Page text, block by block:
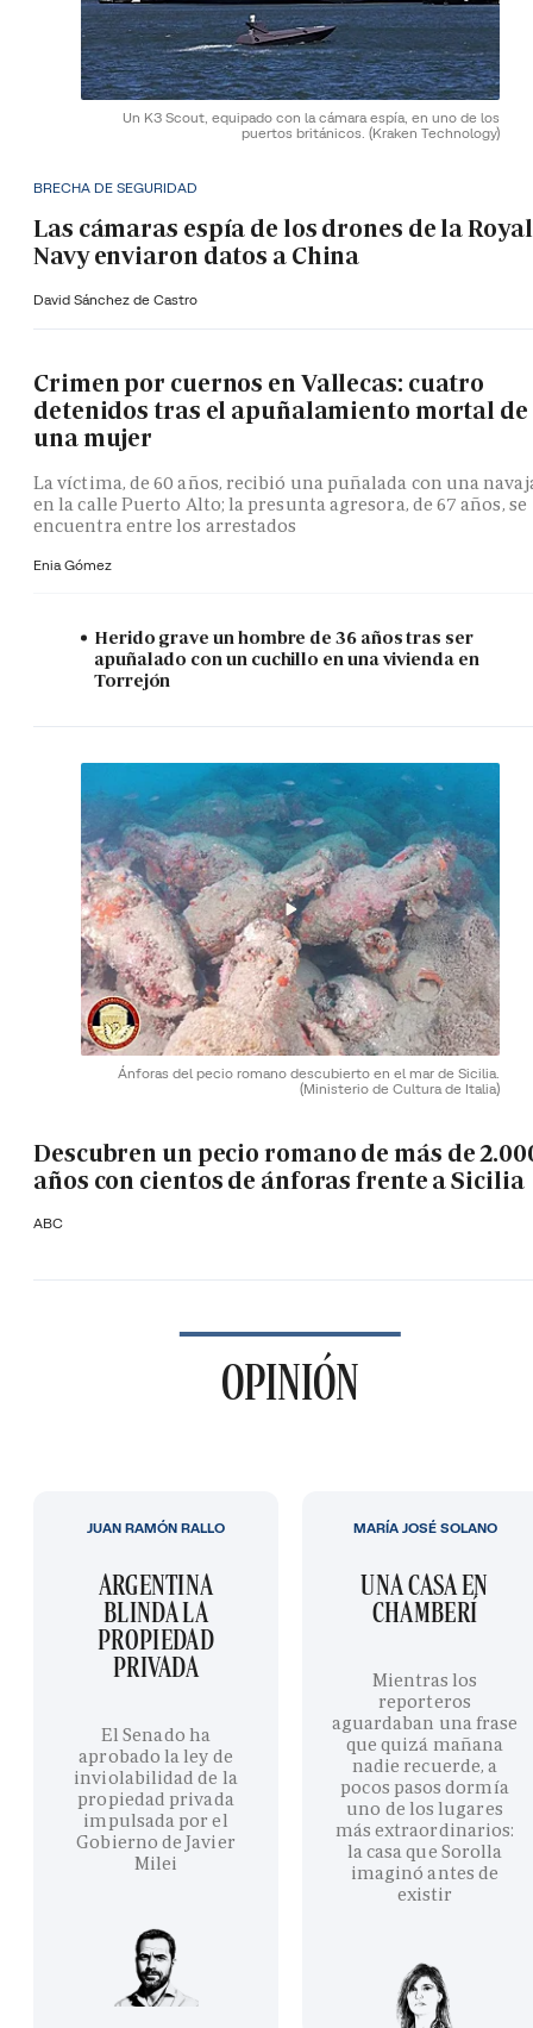
Un K3 Scout, equipado con la cámara espía, en uno de los
puertos británicos. (Kraken Technology)
BRECHA DE SEGURIDAD
Las cámaras espía de los drones de la Royal
Navy enviaron datos a China
David Sánchez de Castro
Crimen por cuernos en Vallecas: cuatro
detenidos tras el apuñalamiento mortal de
una mujer
La víctima, de 60 años, recibió una puñalada con una
en la calle Puerto Alto; la presunta agresora, de 67 años, se
encuentra entre los arrestados
Enia Gómez
Herido grave un hombre de 36 años tras ser
apuñalado con un cuchillo en una vivienda en
Torrejón
Ánforas del pecio romano descubierto en el mar de Sicilia.
(Ministerio de Cultura de Italia)
Descubren un pecio romano de más de
años con cientos de ánforas frente a Sicilia
ABC
OPINIÓN
ARGENTINA
BLINDA LA
PROPIEDAD
PRIVADA
El Senado ha
aprobado la ley de
inviolabilidad de la
propiedad privada
impulsada por el
Gobierno de Javier
Milei
JUAN RAMÓN RALLO
UNA CASA EN
CHAMBERÍ
Mientras los
reporteros
aguardaban una frase
que quizá mañana
nadie recuerde, a
pocos pasos dormía
uno de los lugares
más extraordinarios:
la casa que Sorolla
imaginó antes de
existir
MARÍA JOSÉ SOLANO